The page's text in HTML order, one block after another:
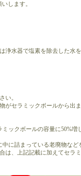
します。
浄水器で塩素を除去した水
い。
セラミックボールから出ま
クボールの容量に50%増し
に詰まっている老廃物など
、上記記載に加えてセラ